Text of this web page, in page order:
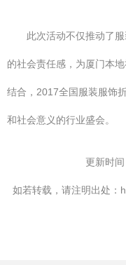
此次活动不仅推动了
的社会责任感，为厦门本
结合，2017全国服装服饰
和社会意义的行业盛会。
更新时
如若转载，请注明出处：